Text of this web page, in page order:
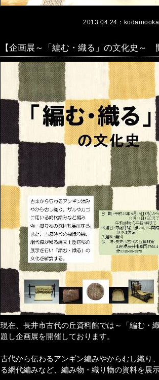
2013.04.24： kodainooka
【企画展～「編む・織る」の文化史～
現在、長井市古代の丘資料館では～「編む・
題し企画展を開催しております。
古代から伝わるアンギン編みやからむし織り
る網代編みなど、編み物・織り物の資料を展